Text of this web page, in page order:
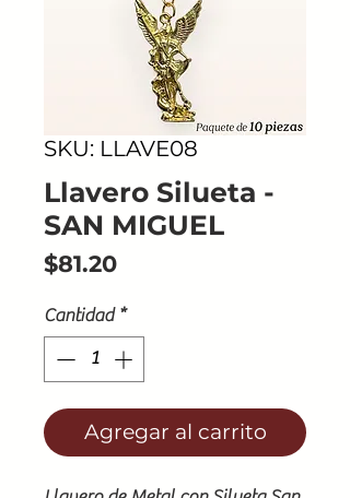
SKU: LLAVE08
Llavero Silueta -
SAN MIGUEL
$81.20Precio
Cantidad *
Agregar al carrito